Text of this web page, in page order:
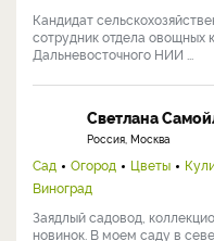
Кандидат
сотрудник отдела овощных
Дальневосточного НИИ ...
Светлана
Россия, Москва
Сад Огород Цветы
Виноград
Заядлый садовод,
новинок. В моем саду в